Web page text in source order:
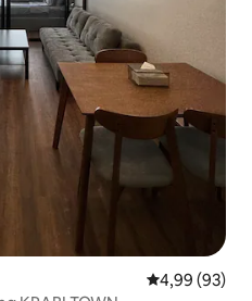
Gemiddelde
4,99 (93)